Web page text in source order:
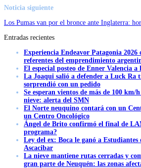
Noticia siguiente
Los Pumas van por el bronce ante Inglaterra:
Entradas recientes
Experiencia Endeavor Patagonia
referentes del emprendimiento
El especial posteo de Enner Valencia a
La Joaqui salió a defender a Luck Ra
sorprendió con un pedido
Se esperan vientos de más de 100 km/
nieve: alerta del SMN
El Norte neuquino contará con un
un Centro Oncológico
Ángel de Brito confirmó el final de
programa?
Ley del ex: Boca le ganó a
Ascacibar
La nieve mantiene rutas cerradas y
gran parte de Neuquén: las zonas